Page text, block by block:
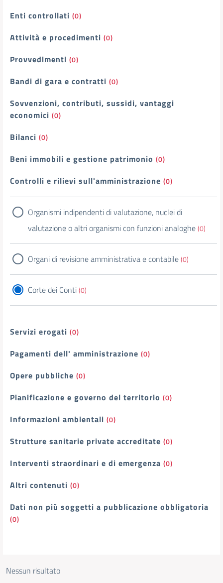
Enti controllati (0)
Attività e procedimenti (0)
Provvedimenti (0)
Bandi di gara e contratti (0)
Sovvenzioni, contributi, sussidi, vantaggi
economici (0)
Bilanci (0)
Beni immobili e gestione patrimonio (0)
Controlli e rilievi sull'amministrazione (0)
Organismi indipendenti di valutazione, nuclei di
valutazione o altri organismi con funzioni analoghe(0)
Organi di revisione amministrativa e contabile(0)
Corte dei Conti(0)
Servizi erogati (0)
Pagamenti dell' amministrazione (0)
Opere pubbliche (0)
Pianificazione e governo del territorio (0)
Informazioni ambientali (0)
Strutture sanitarie private accreditate (0)
Interventi straordinari e di emergenza (0)
Altri contenuti (0)
Dati non più soggetti a pubblicazione obbligatoria
(0)
Nessun risultato